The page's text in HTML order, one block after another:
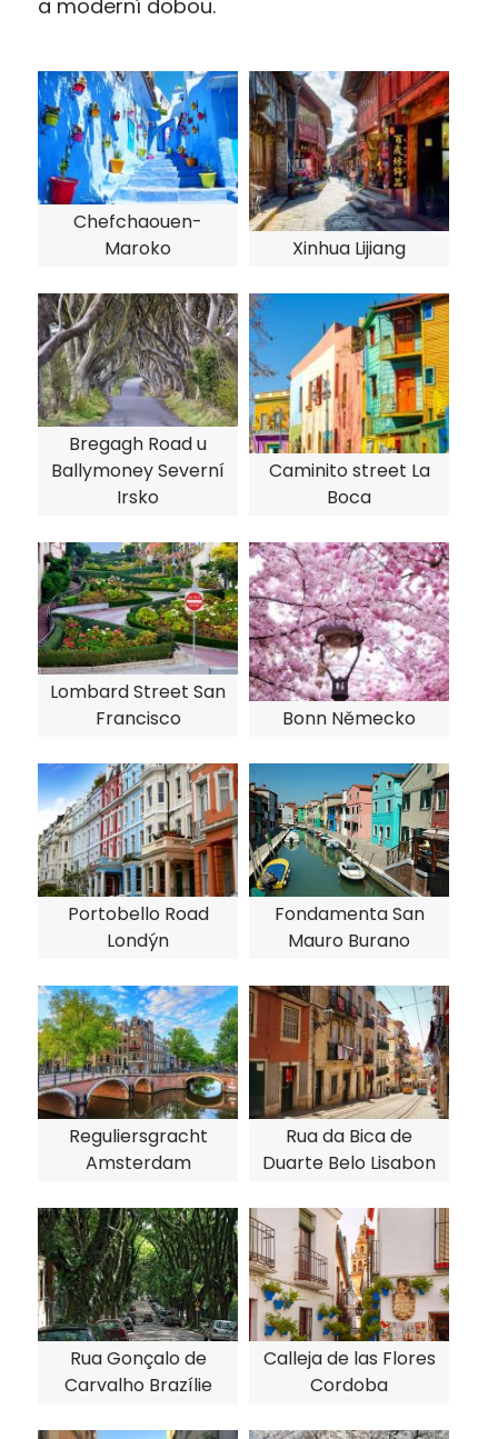
a moderní dobou.
Chefchaouen-
Maroko
Xinhua Lijiang
Bregagh Road u
Ballymoney Severní
Irsko
Caminito street La
Boca
Lombard Street San
Francisco
Bonn Německo
Portobello Road
Londýn
Fondamenta San
Mauro Burano
Reguliersgracht
Amsterdam
Rua da Bica de
Duarte Belo Lisabon
Rua Gonçalo de
Carvalho Brazílie
Calleja de las Flores
Cordoba